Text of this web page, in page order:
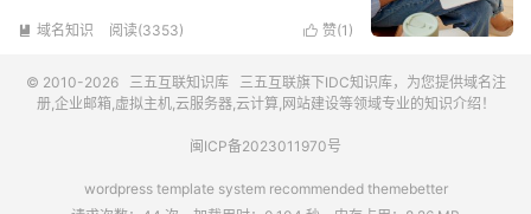
 域名知识 阅读(3353)  赞(1 )
© 2010-2026 三五互联知识库 三五互联旗下IDC知识库，为您提供域名注
册,企业邮箱,虚拟主机,云服务器,云计算,网站建设等领域专业的知识介绍！
闽ICP备2023011970号
wordpress template system recommended themebetter